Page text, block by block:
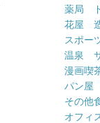
薬局
花屋
スポー
温泉
漫画喫
パン屋
その他
オフィ